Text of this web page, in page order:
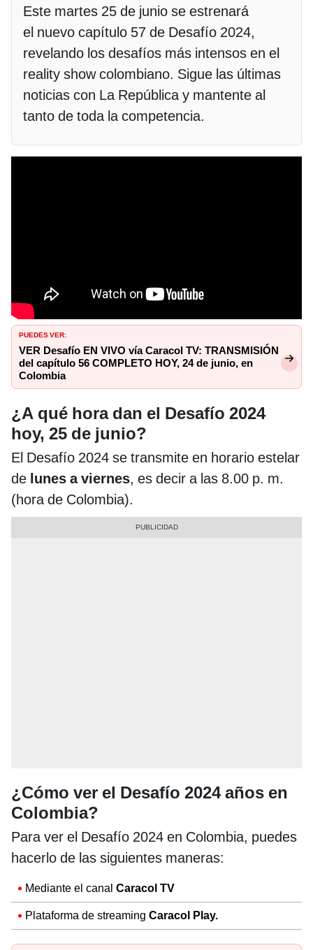
Este martes 25 de junio se estrenará
el nuevo capítulo 57 de Desafío 2024,
revelando los desafíos más intensos en el
reality show colombiano. Sigue las últimas
noticias con La República y mantente al
tanto de toda la competencia.
PUEDES VER:
VER Desafío EN VIVO vía Caracol TV: TRANSMISIÓN
del capítulo 56 COMPLETO HOY, 24 de junio, en
Colombia
¿A qué hora dan el Desafío 2024
hoy, 25 de junio?
El Desafío 2024 se transmite en horario estelar
de lunes a viernes, es decir a las 8.00 p. m.
(hora de Colombia).
¿Cómo ver el Desafío 2024 años en
Colombia?
Para ver el Desafío 2024 en Colombia, puedes
hacerlo de las siguientes maneras:
Mediante el canal Caracol TV
Plataforma de streaming Caracol Play.